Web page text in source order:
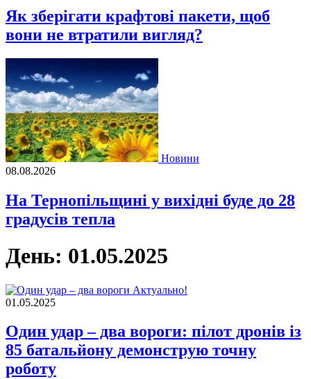
Як зберігати крафтові пакети, щоб
вони не втратили вигляд?
Новини
08.08.2026
На Тернопільщині у вихідні буде до 28
градусів тепла
День: 01.05.2025
Актуально!
01.05.2025
Один удар – два вороги: пілот дронів із
85 батальйону демонструю точну
роботу